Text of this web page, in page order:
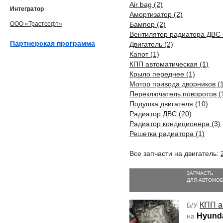
Air bag (2)
Амортизатор (2)
Бампер (2)
Вентилятор радиатора ДВС
Двигатель (2)
Капот (1)
КПП автоматическая (1)
Крыло переднее (1)
Мотор привода дворников
Переключатель поворотов
Подушка двигателя (10)
Радиатор ДВС (20)
Радиатор кондиционера (3)
Решетка радиатора (1)
Все запчасти на двигатель:
ЗАПЧАСТЬ
ДЛЯ
Б/У КПП
на
Интегратор
ООО «Трастсофт»
Партнерская программа